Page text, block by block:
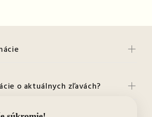
o aktuálnych zľavách?